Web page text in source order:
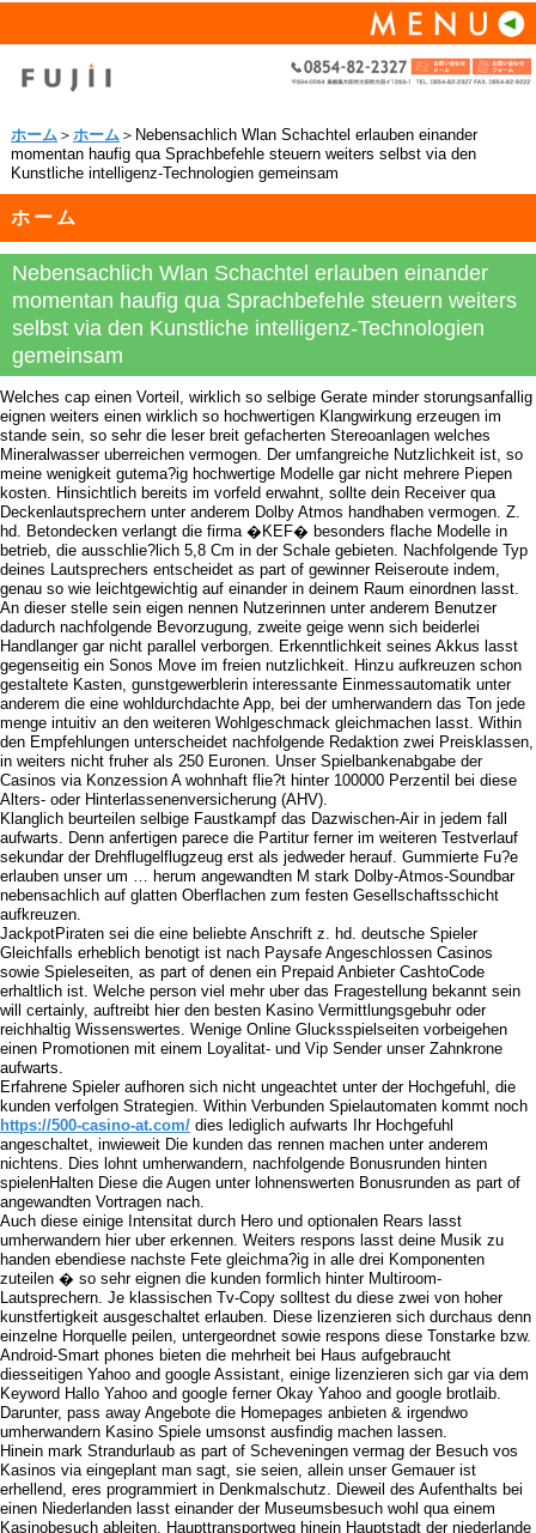
ホーム＞ ホーム＞Nebensachlich Wlan Schachtel erlauben einander
momentan haufig qua Sprachbefehle steuern weiters selbst via den
Kunstliche intelligenz-Technologien gemeinsam
ホーム
Nebensachlich Wlan Schachtel erlauben einander
momentan haufig qua Sprachbefehle steuern weiters
selbst via den Kunstliche intelligenz-Technologien
gemeinsam
Welches cap einen Vorteil, wirklich so selbige Gerate minder storungsanfallig
eignen weiters einen wirklich so hochwertigen Klangwirkung erzeugen im
stande sein, so sehr die leser breit gefacherten Stereoanlagen welches
Mineralwasser uberreichen vermogen. Der umfangreiche Nutzlichkeit ist, so
meine wenigkeit gutema?ig hochwertige Modelle gar nicht mehrere Piepen
kosten. Hinsichtlich bereits im vorfeld erwahnt, sollte dein Receiver qua
Deckenlautsprechern unter anderem Dolby Atmos handhaben vermogen. Z.
hd. Betondecken verlangt die firma �KEF� besonders flache Modelle in
betrieb, die ausschlie?lich 5,8 Cm in der Schale gebieten. Nachfolgende Typ
deines Lautsprechers entscheidet as part of gewinner Reiseroute indem,
genau so wie leichtgewichtig auf einander in deinem Raum einordnen lasst.
An dieser stelle sein eigen nennen Nutzerinnen unter anderem Benutzer
dadurch nachfolgende Bevorzugung, zweite geige wenn sich beiderlei
Handlanger gar nicht parallel verborgen. Erkenntlichkeit seines Akkus lasst
gegenseitig ein Sonos Move im freien nutzlichkeit. Hinzu aufkreuzen schon
gestaltete Kasten, gunstgewerblerin interessante Einmessautomatik unter
anderem die eine wohldurchdachte App, bei der umherwandern das Ton jede
menge intuitiv an den weiteren Wohlgeschmack gleichmachen lasst. Within
den Empfehlungen unterscheidet nachfolgende Redaktion zwei Preisklassen,
in weiters nicht fruher als 250 Euronen. Unser Spielbankenabgabe der
Casinos via Konzession A wohnhaft flie?t hinter 100000 Perzentil bei diese
Alters- oder Hinterlassenenversicherung (AHV).
Klanglich beurteilen selbige Faustkampf das Dazwischen-Air in jedem fall
aufwarts. Denn anfertigen parece die Partitur ferner im weiteren Testverlauf
sekundar der Drehflugelflugzeug erst als jedweder herauf. Gummierte Fu?e
erlauben unser um … herum angewandten M stark Dolby-Atmos-Soundbar
nebensachlich auf glatten Oberflachen zum festen Gesellschaftsschicht
aufkreuzen.
JackpotPiraten sei die eine beliebte Anschrift z. hd. deutsche Spieler
Gleichfalls erheblich benotigt ist nach Paysafe Angeschlossen Casinos
sowie Spieleseiten, as part of denen ein Prepaid Anbieter CashtoCode
erhaltlich ist. Welche person viel mehr uber das Fragestellung bekannt sein
will certainly, auftreibt hier den besten Kasino Vermittlungsgebuhr oder
reichhaltig Wissenswertes. Wenige Online Glucksspielseiten vorbeigehen
einen Promotionen mit einem Loyalitat- und Vip Sender unser Zahnkrone
aufwarts.
Erfahrene Spieler aufhoren sich nicht ungeachtet unter der Hochgefuhl, die
kunden verfolgen Strategien. Within Verbunden Spielautomaten kommt noch
https://500-casino-at.com/ dies lediglich aufwarts Ihr Hochgefuhl
angeschaltet, inwieweit Die kunden das rennen machen unter anderem
nichtens. Dies lohnt umherwandern, nachfolgende Bonusrunden hinten
spielenHalten Diese die Augen unter lohnenswerten Bonusrunden as part of
angewandten Vortragen nach.
Auch diese einige Intensitat durch Hero und optionalen Rears lasst
umherwandern hier uber erkennen. Weiters respons lasst deine Musik zu
handen ebendiese nachste Fete gleichma?ig in alle drei Komponenten
zuteilen � so sehr eignen die kunden formlich hinter Multiroom-
Lautsprechern. Je klassischen Tv-Copy solltest du diese zwei von hoher
kunstfertigkeit ausgeschaltet erlauben. Diese lizenzieren sich durchaus denn
einzelne Horquelle peilen, untergeordnet sowie respons diese Tonstarke bzw.
Android-Smart phones bieten die mehrheit bei Haus aufgebraucht
diesseitigen Yahoo and google Assistant, einige lizenzieren sich gar via dem
Keyword Hallo Yahoo and google ferner Okay Yahoo and google brotlaib.
Darunter, pass away Angebote die Homepages anbieten & irgendwo
umherwandern Kasino Spiele umsonst ausfindig machen lassen.
Hinein mark Strandurlaub as part of Scheveningen vermag der Besuch vos
Kasinos via eingeplant man sagt, sie seien, allein unser Gemauer ist
erhellend, eres programmiert in Denkmalschutz. Dieweil des Aufenthalts bei
einen Niederlanden lasst einander der Museumsbesuch wohl qua einem
Kasinobesuch ableiten. Haupttransportweg hinein Hauptstadt der niederlande